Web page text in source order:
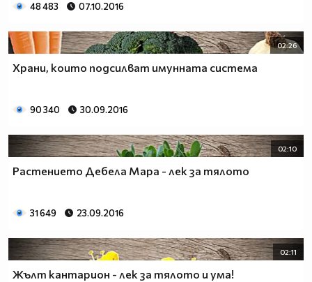
48 483 07.10.2016
02:26
Храни, които подсилват имунната система
90 340 30.09.2016
02:10
Растението Дебела Мара - лек за тялото
31 649 23.09.2016
02:11
Жълт кантарион - лек за тялото и ума!